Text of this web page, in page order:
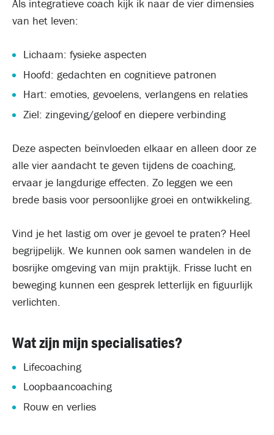
Als integratieve coach kijk ik naar de vier dimensies
van het leven:
Lichaam: fysieke aspecten
Hoofd: gedachten en cognitieve patronen
Hart: emoties, gevoelens, verlangens en relaties
Ziel: zingeving/geloof en diepere verbinding
Deze aspecten beïnvloeden elkaar en alleen door ze
alle vier aandacht te geven tijdens de coaching,
ervaar je langdurige effecten. Zo leggen we een
brede basis voor persoonlijke groei en ontwikkeling.
Vind je het lastig om over je gevoel te praten? Heel
begrijpelijk. We kunnen ook samen wandelen in de
bosrijke omgeving van mijn praktijk. Frisse lucht en
beweging kunnen een gesprek letterlijk en figuurlijk
verlichten.
Wat zijn mijn specialisaties?
Lifecoaching
Loopbaancoaching
Rouw en verlies